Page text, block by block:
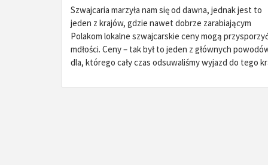
Szwajcaria marzyła nam się od dawna, jednak jest to
jeden z krajów, gdzie nawet dobrze zarabiającym
Polakom lokalne szwajcarskie ceny mogą
mdłości. Ceny – tak był to jeden z głównych
dla, którego cały czas odsuwaliśmy wyjazd do tego